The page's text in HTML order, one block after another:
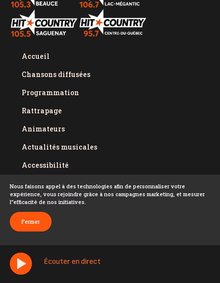
Écouter en direct
Accueil
Chansons diffusées
Programmation
Rattrapage
Animateurs
Actualités musicales
Accessibilité
Politique de confidentialité
Conditions d'utilisation
FAQ
Nous faisons appel à des technologies afin de personnaliser votre
expérience, vous rejoindre grâce à nos campagnes marketing, et mesurer
l''efficacité de nos initiatives.
Fermer